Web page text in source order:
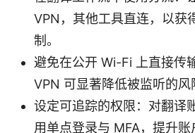
VPN，其他工具直连，以获
制。
避免在公开 Wi-Fi 上直接传
VPN 可显著降低被监听的风
设定可追踪的权限：对翻译
用单点登录与 MFA，提升账